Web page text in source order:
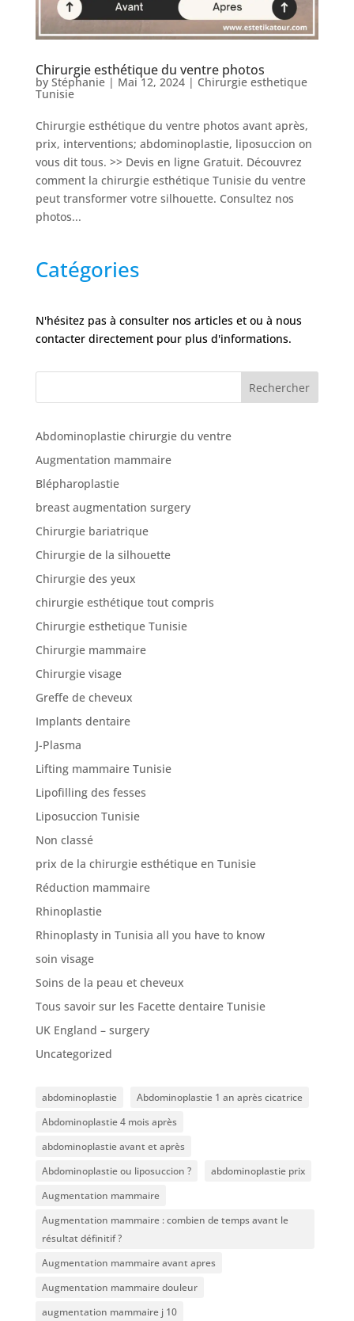
Nos
Tarifs
Nos
chirurgies
Obésité
Nos
chirurgiens
Nos
Avant
Après
Devis
Gratuit
Chirurgie esthétique du ventre photos
by Stéphanie| Mai 12, 2024| Chirurgie esthetique
Tunisie
Chirurgie esthétique du ventre photos avant après,
prix, interventions; abdominoplastie, liposuccion on
vous dit tous. >> Devis en ligne Gratuit. Découvrez
comment la chirurgie esthétique Tunisie du ventre
peut transformer votre silhouette. Consultez nos
photos...
Catégories
N'hésitez pas à consulter nos articles et ou à nous
contacter directement pour plus d'informations.
Rechercher
Abdominoplastie chirurgie du ventre
Augmentation mammaire
Blépharoplastie
breast augmentation surgery
Chirurgie bariatrique
Chirurgie de la silhouette
Chirurgie des yeux
chirurgie esthétique tout compris
Chirurgie esthetique Tunisie
Chirurgie mammaire
Chirurgie visage
Greffe de cheveux
Implants dentaire
J-Plasma
Lifting mammaire Tunisie
Lipofilling des fesses
Liposuccion Tunisie
Non classé
prix de la chirurgie esthétique en Tunisie
Réduction mammaire
Rhinoplastie
Rhinoplasty in Tunisia all you have to know
soin visage
Soins de la peau et cheveux
Tous savoir sur les Facette dentaire Tunisie
UK England – surgery
Uncategorized
abdominoplastie
Abdominoplastie 1 an après cicatrice
Abdominoplastie 4 mois après
abdominoplastie avant et après
Abdominoplastie ou liposuccion ?
abdominoplastie prix
Augmentation mammaire
Augmentation mammaire : combien de temps avant le
résultat définitif ?
Augmentation mammaire avant apres
Augmentation mammaire douleur
augmentation mammaire j 10